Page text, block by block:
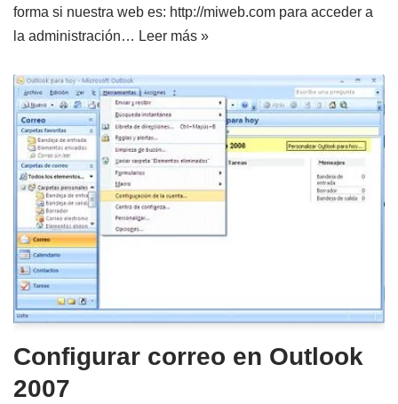
forma si nuestra web es: http://miweb.com para acceder a
la administración… Leer más »
Configurar correo en Outlook
2007